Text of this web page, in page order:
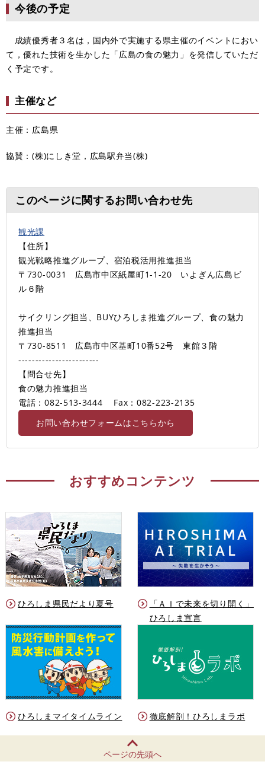
今後の予定
成績優秀者３名は，国内外で実施する県主催のイベントにおい
て，優れた技術を生かした「広島の食の魅力」を発信していただ
く予定です。
主催など
主催：広島県
協賛：(株)にしき堂，広島駅弁当(株)
このページに関するお問い合わせ先
観光課
【住所】
観光戦略推進グループ、宿泊税活用推進担当
〒730-0031 広島市中区紙屋町1-1-20 いよぎん広島ビ
ル６階
サイクリング担当、BUYひろしま推進グループ、食の魅力
推進担当
〒730-8511 広島市中区基町10番52号 東館３階
------------------------
【問合せ先】
食の魅力推進担当
電話：082-513-3444
Fax：082-223-2135
お問い合わせフォームはこちらから
おすすめコンテンツ
ひろしま県民だより夏号
「ＡＩで未来を切り開く」
ひろしま宣言
ひろしまマイタイムライン 徹底解剖！ひろしまラボ
ページの先頭へ